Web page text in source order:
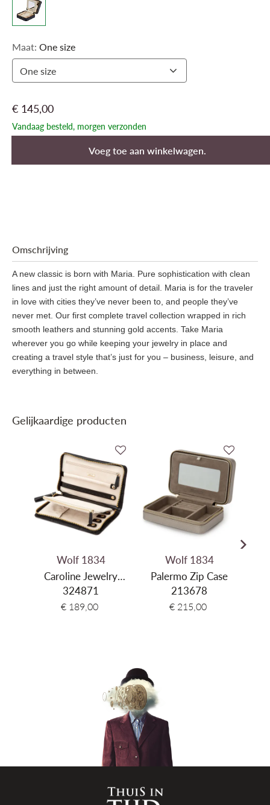
Maat: One size
One size
€ 145,00
Vandaag besteld, morgen verzonden
Voeg toe aan winkelwagen.
Omschrijving
A new classic is born with Maria. Pure sophistication with clean
lines and just the right amount of detail. Maria is for the traveler
in love with cities they’ve never been to, and people they’ve
never met. Our first complete travel collection wrapped in rich
smooth leathers and stunning gold accents. Take Maria
wherever you go while keeping your jewelry in place and
creating a travel style that’s just for you – business, leisure, and
everything in between.
Gelijkaardige producten
Wolf 1834
Caroline Jewelry
Portfolio
324871
€ 189,00
Wolf 1834
Palermo Zip Case
213678
€ 215,00